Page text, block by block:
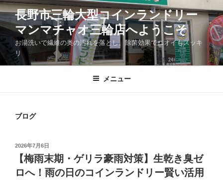
コ
ン
テ
ン
ツ
へ
長野市三輪大型コインランドリー
マンマチャオ三輪店へようこそ
お湯洗いで繊維の奥の汚れを落とし、除菌効果でニオイもスッキ
リ
メニュー
ブログ
投
日:
2026年7月6日
【梅雨末期・ゲリラ豪雨対策】生乾き臭ゼ
ロへ！雨の日のコインランドリー賢い活用